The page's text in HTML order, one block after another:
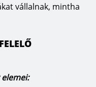
vállalnak, mintha